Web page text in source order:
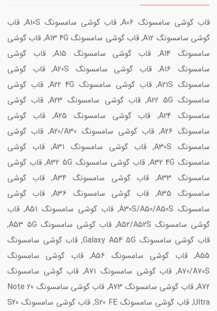
قاب گوشی سامسونگ A06, قاب گوشی سامسونگ A10S, قاب
گوشی سامسونگ A12, قاب گوشی سامسونگ A13 4G, قاب گوشی
سامسونگ A14, قاب گوشی سامسونگ A15, قاب گوشی
سامسونگ A16, قاب گوشی سامسونگ A20S, قاب گوشی
سامسونگ A21S, قاب گوشی سامسونگ A22 4G, قاب گوشی
سامسونگ A22 5G, قاب گوشی سامسونگ A23, قاب گوشی
سامسونگ A24, قاب گوشی سامسونگ A25, قاب گوشی
سامسونگ A26, قاب گوشی سامسونگ A20/A30, قاب گوشی
سامسونگ A30S, قاب گوشی سامسونگ A31, قاب گوشی
سامسونگ A32 4G, قاب گوشی سامسونگ A32 5G, قاب گوشی
سامسونگ A33, قاب گوشی سامسونگ A34, قاب گوشی
سامسونگ A35, قاب گوشی سامسونگ A36, قاب گوشی
سامسونگ A30S/A50/A50S, قاب گوشی سامسونگ A51, قاب
گوشی سامسونگ A52/A52S, قاب گوشی سامسونگ A53 5G,
قاب گوشی سامسونگ Galaxy A54 5G, قاب گوشی سامسونگ
A55, قاب گوشی سامسونگ A56, قاب گوشی سامسونگ
A70/A70S, قاب گوشی سامسونگ A71, قاب گوشی سامسونگ
A72, قاب گوشی سامسونگ A73, قاب گوشی سامسونگ Note 20
Ultra, قاب گوشی سامسونگ S20 FE, قاب گوشی سامسونگ S20